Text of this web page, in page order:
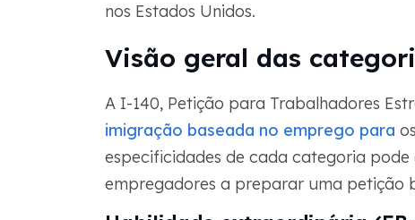
nos Estados Unidos.
Visão geral das
A I-140, Petição para Trabalhadores
imigração baseada no emprego para
especificidades de cada categoria
empregadores a preparar uma petição